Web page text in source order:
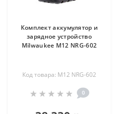
Комплект аккумулятор и
зарядное устройство
Milwaukee M12 NRG-602
Код товара: M12 NRG-602
0